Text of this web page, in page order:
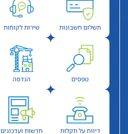
תשלום חשבונות שירות לקוחות
טפסים הנדסה
דיווח על תקלות חדשות ועדכונים